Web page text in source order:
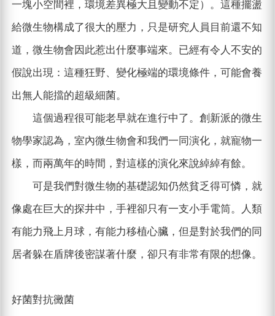
一塊小空間裡，環境差異極大且變動不定）。這種擺盪
給微生物構成了很大的壓力，只是研究人員目前還不知
道，微生物會因此惹出什麼事端來。已經有令人不安的
假說出現：這種狂野、變化極端的環境條件，可能會養
出無人能擋的超級細菌。
這個過程很可能老早就在進行中了。創新派的微生
物學家認為，室內微生物會和我們一同演化，就寵物一
樣，而兩萬年的時間，對這樣的演化來說綽綽有餘。
可是我們對微生物的基礎認知仍然貧乏得可憐，就
像處在巨大的探井中，手裡卻只有一支小手電筒。人類
有能力飛上月球，有能力移植心臟，但是對於我們的同
居者躲在盾牌後密謀著什麼，卻只有非常有限的想像。
好菌對抗黴菌